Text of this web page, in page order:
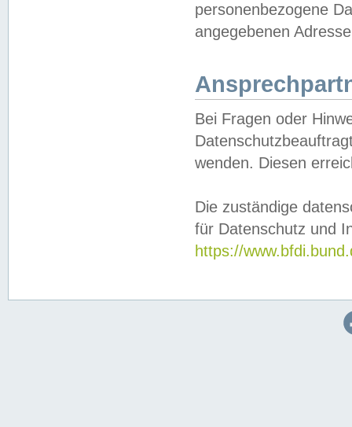
personenbezogene
angegebenen
Bei Fragen oder
wenden. Diesen
Die zuständige
für Datenschutz und
https://